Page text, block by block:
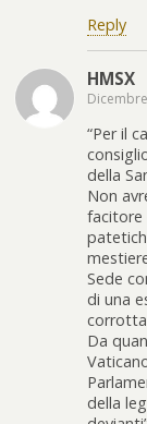
Reply
HMSX
“Per il
della
Non
facitore
Sede
di una
Da
della